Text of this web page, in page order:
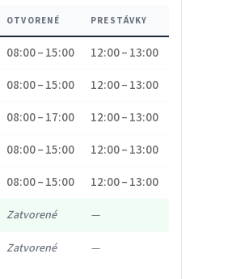
OTVORENÉ PRESTÁVKY
08:00 – 15:00 12:00 – 13:00
08:00 – 15:00 12:00 – 13:00
08:00 – 17:00 12:00 – 13:00
08:00 – 15:00 12:00 – 13:00
08:00 – 15:00 12:00 – 13:00
Zatvorené —
Zatvorené —